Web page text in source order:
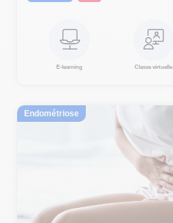
E-learning Classe virtuelle
Endométriose